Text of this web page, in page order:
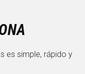
es simple, rápido y